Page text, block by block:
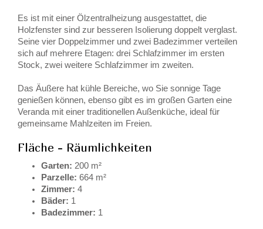
Es ist mit einer Ölzentralheizung ausgestattet, die
Holzfenster sind zur besseren Isolierung doppelt verglast.
Seine vier Doppelzimmer und zwei Badezimmer verteilen
sich auf mehrere Etagen: drei Schlafzimmer im ersten
Stock, zwei weitere Schlafzimmer im zweiten.
Das Äußere hat kühle Bereiche, wo Sie sonnige Tage
genießen können, ebenso gibt es im großen Garten eine
Veranda mit einer traditionellen Außenküche, ideal für
gemeinsame Mahlzeiten im Freien.
Fläche - Räumlichkeiten
Garten: 200 m²
Parzelle: 664 m²
Zimmer: 4
Bäder: 1
Badezimmer: 1